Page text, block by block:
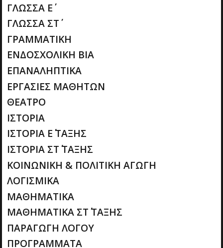
ΓΛΩΣΣΑ Ε΄
ΓΛΩΣΣΑ ΣΤ΄
ΓΡΑΜΜΑΤΙΚΗ
ΕΝΔΟΣΧΟΛΙΚΗ ΒΙΑ
ΕΠΑΝΑΛΗΠΤΙΚΑ
ΕΡΓΑΣΙΕΣ ΜΑΘΗΤΩΝ
ΘΕΑΤΡΟ
ΙΣΤΟΡΙΑ
ΙΣΤΟΡΙΑ Ε΄ ΤΑΞΗΣ
ΙΣΤΟΡΙΑ ΣΤ΄ ΤΑΞΗΣ
ΚΟΙΝΩΝΙΚΗ & ΠΟΛΙΤΙΚΗ ΑΓΩΓΗ
ΛΟΓΙΣΜΙΚΑ
ΜΑΘΗΜΑΤΙΚΑ
ΜΑΘΗΜΑΤΙΚΑ ΣΤ΄ ΤΑΞΗΣ
ΠΑΡΑΓΩΓΗ ΛΟΓΟΥ
ΠΡΟΓΡΑΜΜΑΤΑ